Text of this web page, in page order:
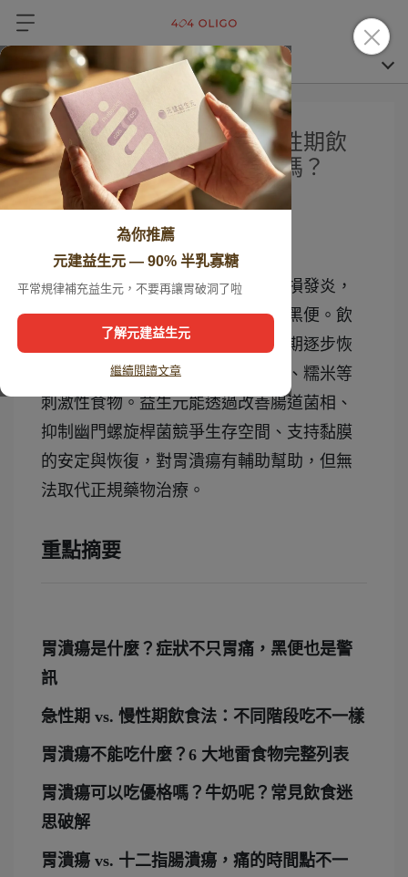
胃潰瘍不能吃什麼？急慢性期飲
食法解析、益生元有幫助嗎？
404oligo 好菌優化師 2025-03-27
最後更新：2026 年 5 月
胃潰瘍是胃黏膜被胃酸侵蝕導致破損發炎，
主要症狀為飯後上腹悶痛、噁心、黑便。飲
食上急性期以流質清粥為主，慢性期逐步恢
復軟爛食物，避免辣椒、咖啡、酒、糯米等
刺激性食物。益生元能透過改善腸道菌相、
抑制幽門螺旋桿菌競爭生存空間、支持黏膜
的安定與恢復，對胃潰瘍有輔助幫助，但無
法取代正規藥物治療。
重點摘要
胃潰瘍是什麼？症狀不只胃痛，黑便也是警
訊
急性期 vs. 慢性期飲食法：不同階段吃不一樣
胃潰瘍不能吃什麼？6 大地雷食物完整列表
胃潰瘍可以吃優格嗎？牛奶呢？常見飲食迷
思破解
胃潰瘍 vs. 十二指腸潰瘍，痛的時間點不一
為你推薦
元建益生元 — 90% 半乳寡糖
平常規律補充益生元，不要再讓胃破洞了啦
了解元建益生元
繼續閱讀文章